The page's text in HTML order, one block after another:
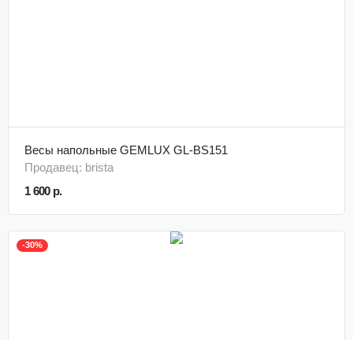
Весы напольные GEMLUX GL-BS151
Продавец: brista
1 600 р.
-30%